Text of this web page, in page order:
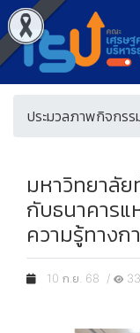
ประมวลภาพกิจกรร
มหาวิทยาลั
กับธนาคารแ
ความรู้ทางก
10 ก.ย. 68 /